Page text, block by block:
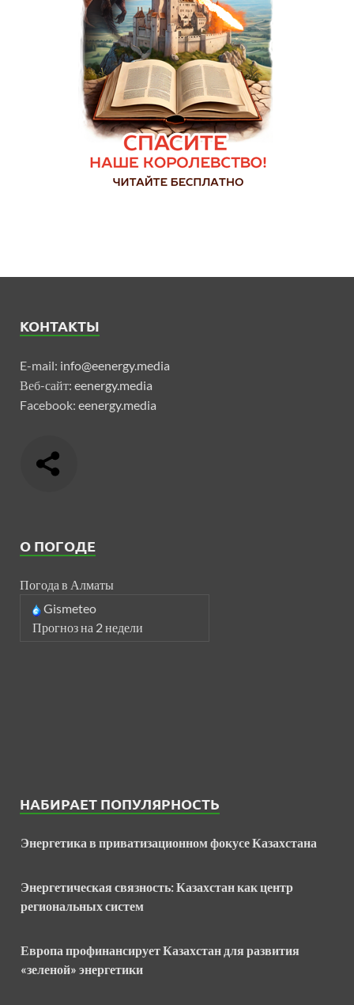
КОНТАКТЫ
E-mail: info@eenergy.media
Веб-сайт: eenergy.media
Facebook: eenergy.media
О ПОГОДЕ
Погода в Алматы
Gismeteo
Прогноз на 2 недели
НАБИРАЕТ ПОПУЛЯРНОСТЬ
Энергетика в приватизационном фокусе Казахстана
Энергетическая связность: Казахстан как центр
региональных систем
Европа профинансирует Казахстан для развития
«зеленой» энергетики